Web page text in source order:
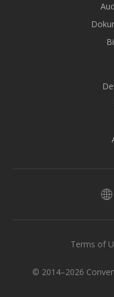
© 2014–2026
Terms of